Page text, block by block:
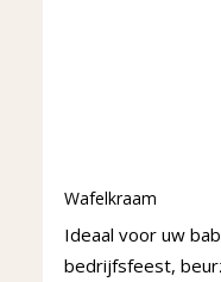
Wafelkraam
Ideaal voor uw
bedrijfsfeest,